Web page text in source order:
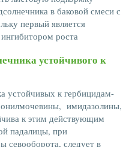
в баковой смеси с
первый является
роста
устойчивого к
устойчивых к гербицидам-
имидазолины,
к этим действующим
падалицы, при
севооборота, следует в